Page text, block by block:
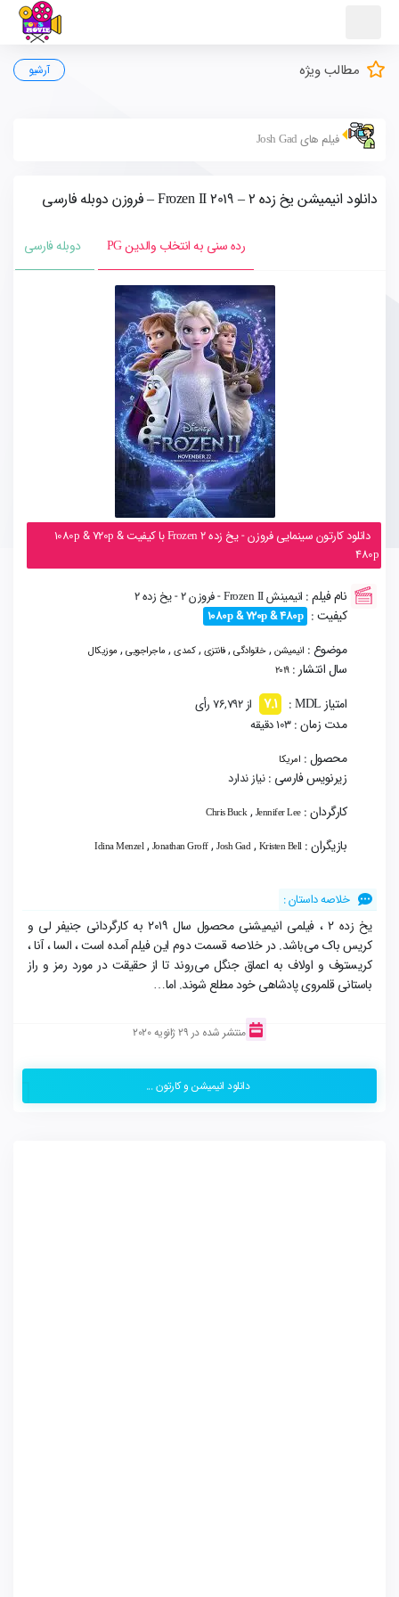
مطالب ویژه آرشیو
فیلم های Josh Gad
دانلود انیمیشن یخ زده 2 – Frozen II 2019 – فروزن دوبله فارسی
رده سنی به انتخاب والدین PG دوبله فارسی
دانلود کارتون سینمایی فروزن - یخ زده Frozen 2 با کیفیت 1080p & 720p &
480p
نام فیلم : انیمینش Frozen II - فروزن 2 - یخ زده 2
کیفیت : 1080p & 720p & 480p
موضوع : انیمیشن ,خانوادگی ,فانتزی ,کمدی , ماجراجویی , موزیکال
سال انتشار :2019
امتیاز MDL : 7.1 از 76,792 رأی
مدت زمان :103 دقیقه
محصول : امریکا
زیرنویس فارسی :نیاز ندارد
کارگردان : Chris Buck, Jennifer Lee
بازیگران : Idina Menzel, Jonathan Groff, Josh Gad, Kristen Bell
خلاصه داستان :
یخ زده ۲ ، فیلمی انیمیشنی محصول سال ۲۰۱۹ به کارگردانی جنیفر لی و
کریس باک می‌باشد. در خلاصه قسمت دوم این فیلم آمده است ، السا ، آنا ،
کریستوف و اولاف به اعماق جنگل می‌روند تا از حقیقت در مورد رمز و راز
باستانی قلمروی پادشاهی خود مطلع شوند. اما…
منتشر شده در 29 ژانویه 2020
دانلود انیمیشن و کارتون ...